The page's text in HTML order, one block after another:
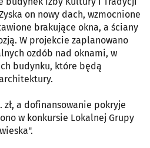
on nowy dach, wzmocnione
brakujące okna, a ściany
W projekcie zaplanowano
ozdób nad oknami, w
budynku, które będą
zł, a dofinansowanie pokryje
w konkursie Lokalnej Grupy